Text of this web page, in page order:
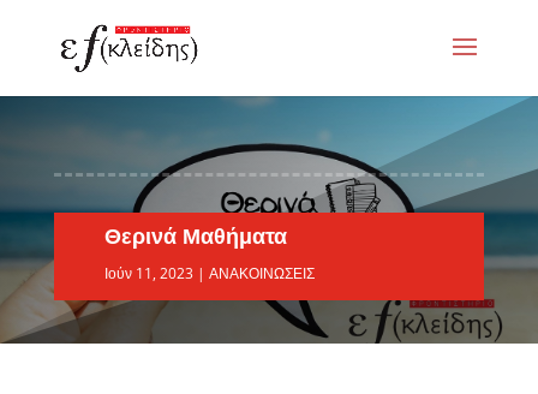
Θερινά Μαθήματα
Ιούν 11, 2023| ΑΝΑΚΟΙΝΩΣΕΙΣ